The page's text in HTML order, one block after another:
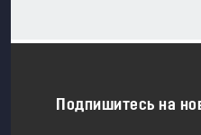
Подпишитесь на